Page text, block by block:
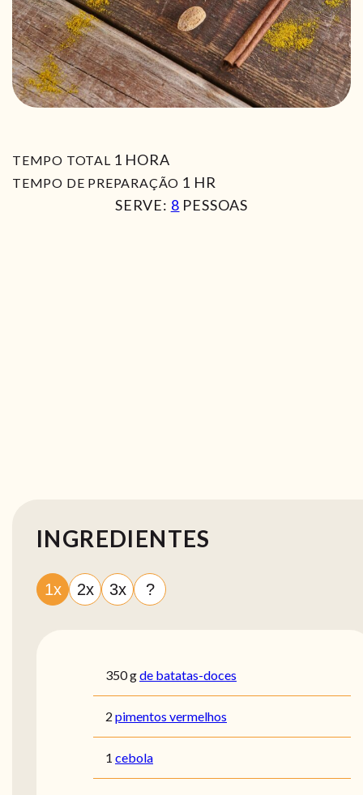
TEMPO TOTAL 1 HORA
HORA
TEMPO DE PREPARAÇÃO 1 HORA
HR
SERVE: 8 PESSOAS
INGREDIENTES
1x 2x 3x ?
350gde batatas-doces
2 pimentos vermelhos
1 cebola